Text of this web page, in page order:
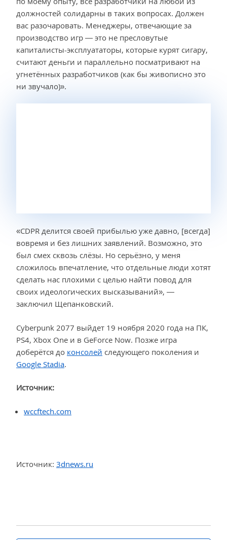
должностей солидарны в таких вопросах. Должен
вас разочаровать. Менеджеры, отвечающие за
производство игр — это не пресловутые
капиталисты-эксплуататоры, которые курят сигару,
считают деньги и параллельно посматривают на
угнетённых разработчиков (как бы живописно это
ни звучало)».
«CDPR делится своей прибылью уже давно, [всегда]
вовремя и без лишних заявлений. Возможно, это
был смех сквозь слёзы. Но серьёзно, у меня
сложилось впечатление, что отдельные люди хотят
сделать нас плохими с целью найти повод для
своих идеологических высказываний», —
заключил Щепанковский.
Cyberpunk 2077 выйдет 19 ноября 2020 года на ПК,
PS4, Xbox One и в GeForce Now. Позже игра
доберётся до консолей следующего поколения и
Google Stadia.
Источник:
wccftech.com
Источник: 3dnews.ru